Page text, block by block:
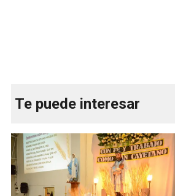
Te puede interesar